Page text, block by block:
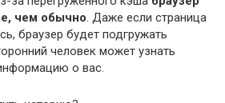
чем обычно. Даже если страница
браузер будет подгружать
человек может узнать
о вас.